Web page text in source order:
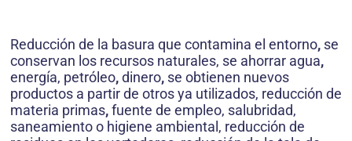
Reducción de la basura que contamina el entorno, se
conservan los recursos naturales, se ahorrar agua,
energía, petróleo,dinero, se obtienen nuevos
productos a partir de otros ya utilizados, reducción de
materia primas,fuente de empleo, salubridad,
saneamiento o higiene ambiental, reducción de